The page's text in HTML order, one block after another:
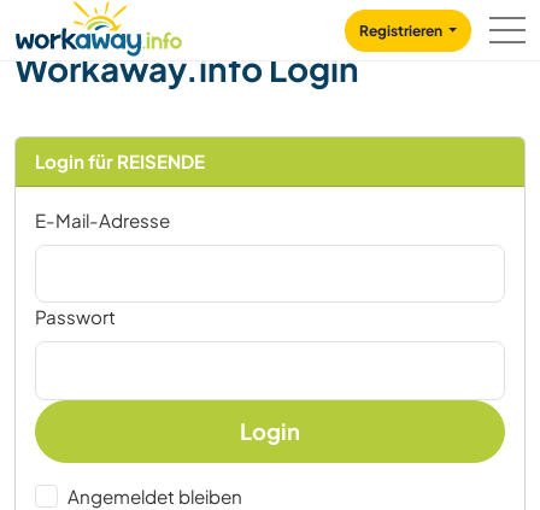
CONTENT
MAIN NAVIGATION
Registrieren
Workaway.info Login
Login für REISENDE
E-Mail-Adresse
Passwort
Login
Angemeldet bleiben